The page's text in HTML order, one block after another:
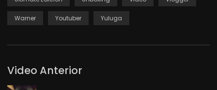
Warner Youtuber Yuluga
Video Anterior